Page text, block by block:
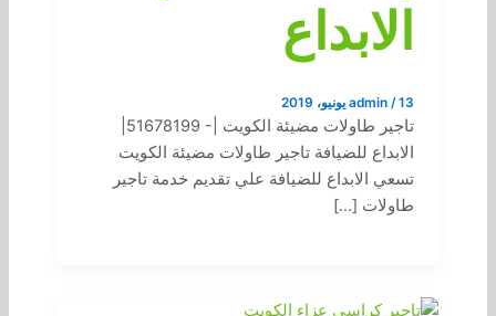
الابداع
admin /13 يونيو، 2019
الابداع للضيافة تاجير طاولات مضيئة الكويت
تسعي الابداع للضيافة علي تقديم خدمة تاجير
طاولات […]